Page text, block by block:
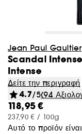
Jean Paul Gaultier
Scandal
Intense
Δείτε την περιγραφή
4.7/5(94
118,95 €
237,90 € / 100g
Αυτό το προϊόν